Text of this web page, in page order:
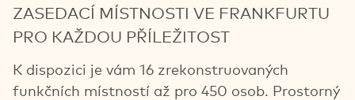
ZASEDACÍ MÍSTNOSTI VE FRANKFURTU
PRO KAŽDOU PŘÍLEŽITOST
K dispozici je vám 16 zrekonstruovaných
funkčních místností až pro 450 osob. Prostorný